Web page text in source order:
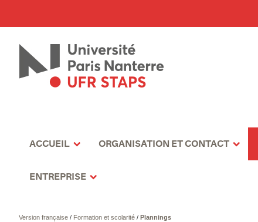
ACCUEIL ORGANISATION ET CONTACT
ENTREPRISE
Version française/ Formation et scolarité/ Plannings